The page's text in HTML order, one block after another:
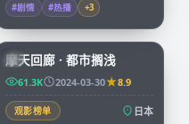
#剧情 #热播 +3
JP
45:37
摩天回廊 · 都市搁浅
61.3K 2024-03-30 8.9
观影榜单 日本